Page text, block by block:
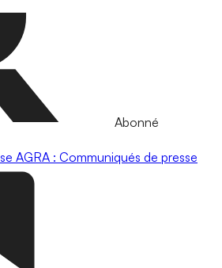
Abonné
AGRA : Communiqués de presse